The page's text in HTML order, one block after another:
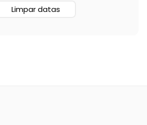
Limpar datas